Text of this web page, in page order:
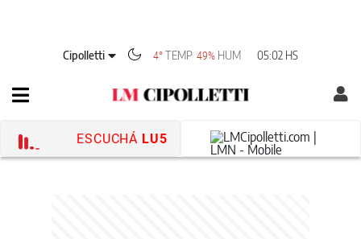
Cipolletti 4° TEMP 49% HUM 05:02 HS
ESCUCHÁ LU5